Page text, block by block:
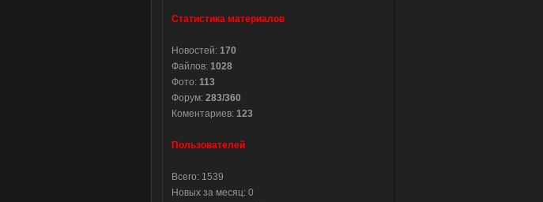
Статистика материалов
Новостей: 170
Файлов: 1028
Фото: 113
Форум: 283/360
Коментариев: 123
Пользователей
Всего: 1539
Новых за месяц: 0